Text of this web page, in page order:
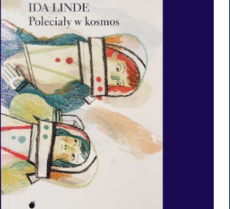
DODAJ DO KOSZYKA / SZCZEGÓŁY